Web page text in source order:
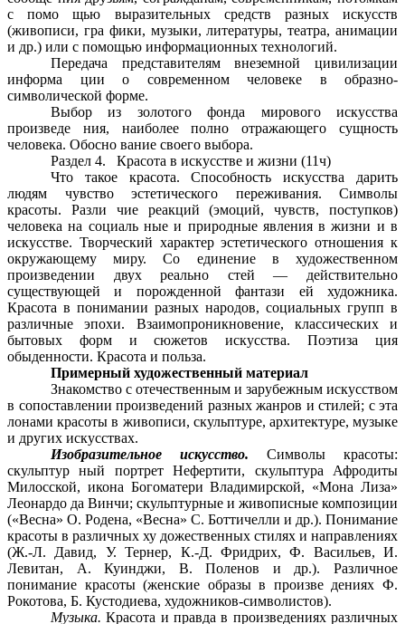
с помо щью выразительных средств разных искусств
(живописи, гра фики, музыки, литературы, театра, анимации
и др.) или с помощью информационных технологий.
Передача представителям внеземной цивилизации
информа ции о современном человеке в образно-
символической форме.
Выбор из золотого фонда мирового искусства
произведе ния, наиболее полно отражающего сущность
человека. Обосно вание своего выбора.
Раздел 4. Красота в искусстве и жизни (11ч)
Что такое красота. Способность искусства дарить
людям чувство эстетического переживания. Символы
красоты. Разли чие реакций (эмоций, чувств, поступков)
человека на социаль ные и природные явления в жизни и в
искусстве. Творческий характер эстетического отношения к
окружающему миру. Со единение в художественном
произведении двух реально стей — действительно
существующей и порожденной фантази ей художника.
Красота в понимании разных народов, социальных групп в
различные эпохи. Взаимопроникновение, классических и
бытовых форм и сюжетов искусства. Поэтиза ция
обыденности. Красота и польза.
Примерный художественный материал
Знакомство с отечественным и зарубежным искусством
в сопоставлении произведений разных жанров и стилей; с эта
лонами красоты в живописи, скульптуре, архитектуре, музыке
и других искусствах.
Изобразительное искусство. Символы красоты:
скульптур ный портрет Нефертити, скульптура Афродиты
Милосской, икона Богоматери Владимирской, «Мона Лиза»
Леонардо да Винчи; скульптурные и живописные композиции
(«Весна» О. Родена, «Весна» С. Боттичелли и др.). Понимание
красоты в различных ху дожественных стилях и направлениях
(Ж.-Л. Давид, У. Тернер, К.-Д. Фридрих, Ф. Васильев, И.
Левитан, А. Куинджи, В. Поленов и др.). Различное
понимание красоты (женские образы в произве дениях Ф.
Рокотова, Б. Кустодиева, художников-символистов).
Музыка.Красота и правда в произведениях различных